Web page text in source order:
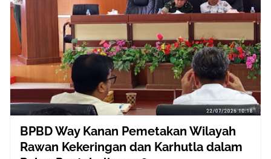
BPBD Way Kanan Pemetakan Wilayah
Rawan Kekeringan dan Karhutla dalam